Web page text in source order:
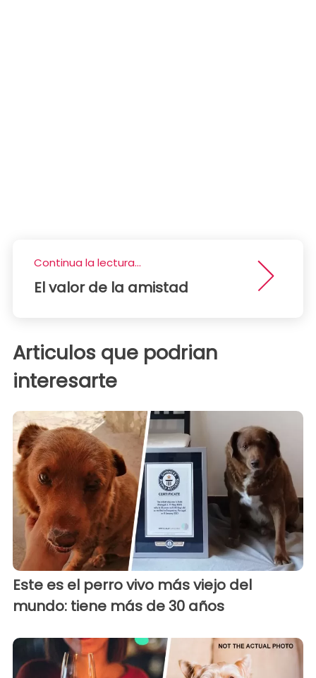
Continua la lectura...
El valor de la amistad
Articulos que podrian
interesarte
Este es el perro vivo más viejo del
mundo: tiene más de 30 años